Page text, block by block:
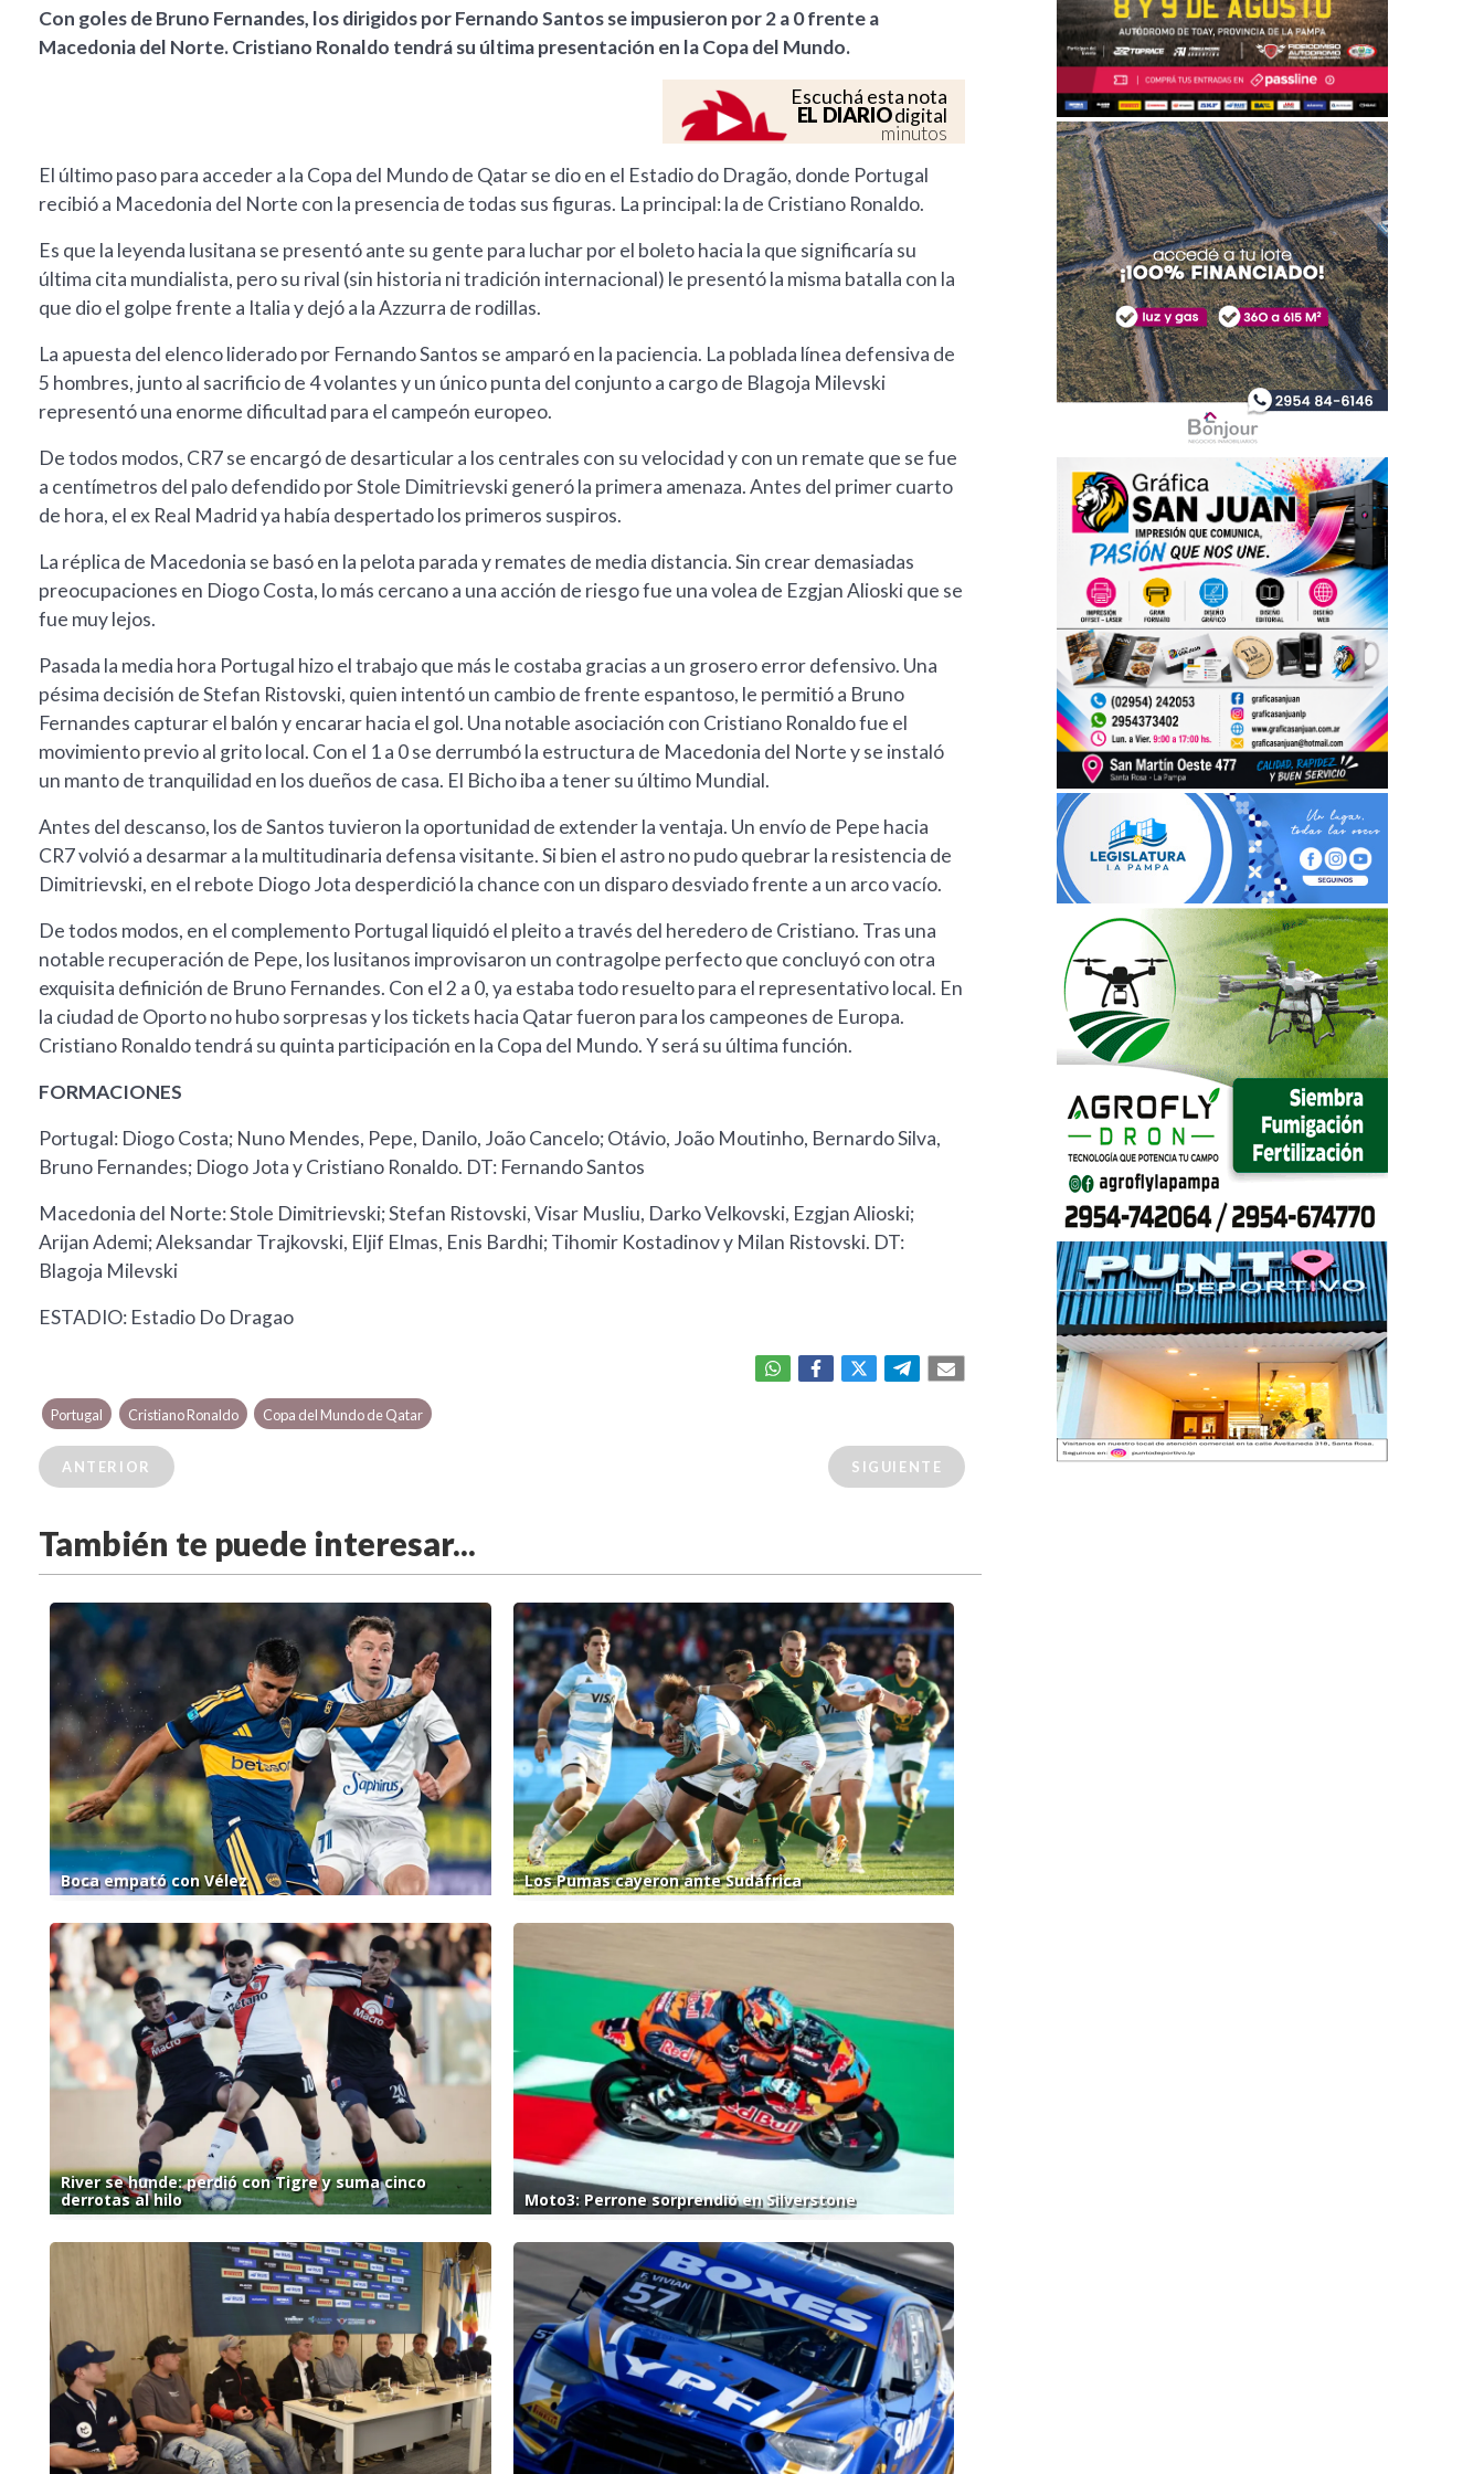
Con goles de Bruno Fernandes, los dirigidos por Fernando Santos se impusieron por 2 a 0 frente a
Macedonia del Norte. Cristiano Ronaldo tendrá su última presentación en la Copa del Mundo.
Escuchá esta nota
EL DIARIOdigital
minutos
El último paso para acceder a la Copa del Mundo de Qatar se dio en el Estadio do Dragão, donde Portugal
recibió a Macedonia del Norte con la presencia de todas sus figuras. La principal: la de Cristiano Ronaldo.
Es que la leyenda lusitana se presentó ante su gente para luchar por el boleto hacia la que significaría su
última cita mundialista, pero su rival (sin historia ni tradición internacional) le presentó la misma batalla con la
que dio el golpe frente a Italia y dejó a la Azzurra de rodillas.
La apuesta del elenco liderado por Fernando Santos se amparó en la paciencia. La poblada línea defensiva de
5 hombres, junto al sacrificio de 4 volantes y un único punta del conjunto a cargo de Blagoja Milevski
representó una enorme dificultad para el campeón europeo.
De todos modos, CR7 se encargó de desarticular a los centrales con su velocidad y con un remate que se fue
a centímetros del palo defendido por Stole Dimitrievski generó la primera amenaza. Antes del primer cuarto
de hora, el ex Real Madrid ya había despertado los primeros suspiros.
La réplica de Macedonia se basó en la pelota parada y remates de media distancia. Sin crear demasiadas
preocupaciones en Diogo Costa, lo más cercano a una acción de riesgo fue una volea de Ezgjan Alioski que se
fue muy lejos.
Pasada la media hora Portugal hizo el trabajo que más le costaba gracias a un grosero error defensivo. Una
pésima decisión de Stefan Ristovski, quien intentó un cambio de frente espantoso, le permitió a Bruno
Fernandes capturar el balón y encarar hacia el gol. Una notable asociación con Cristiano Ronaldo fue el
movimiento previo al grito local. Con el 1 a 0 se derrumbó la estructura de Macedonia del Norte y se instaló
un manto de tranquilidad en los dueños de casa. El Bicho iba a tener su último Mundial.
Antes del descanso, los de Santos tuvieron la oportunidad de extender la ventaja. Un envío de Pepe hacia
CR7 volvió a desarmar a la multitudinaria defensa visitante. Si bien el astro no pudo quebrar la resistencia de
Dimitrievski, en el rebote Diogo Jota desperdició la chance con un disparo desviado frente a un arco vacío.
De todos modos, en el complemento Portugal liquidó el pleito a través del heredero de Cristiano. Tras una
notable recuperación de Pepe, los lusitanos improvisaron un contragolpe perfecto que concluyó con otra
exquisita definición de Bruno Fernandes. Con el 2 a 0, ya estaba todo resuelto para el representativo local. En
la ciudad de Oporto no hubo sorpresas y los tickets hacia Qatar fueron para los campeones de Europa.
Cristiano Ronaldo tendrá su quinta participación en la Copa del Mundo. Y será su última función.
FORMACIONES
Portugal: Diogo Costa; Nuno Mendes, Pepe, Danilo, João Cancelo; Otávio, João Moutinho, Bernardo Silva,
Bruno Fernandes; Diogo Jota y Cristiano Ronaldo. DT: Fernando Santos
Macedonia del Norte: Stole Dimitrievski; Stefan Ristovski, Visar Musliu, Darko Velkovski, Ezgjan Alioski;
Arijan Ademi; Aleksandar Trajkovski, Eljif Elmas, Enis Bardhi; Tihomir Kostadinov y Milan Ristovski. DT:
Blagoja Milevski
ESTADIO: Estadio Do Dragao
Portugal Cristiano Ronaldo Copa del Mundo de Qatar
ANTERIOR SIGUIENTE
También te puede interesar...
Boca empató con Vélez Los Pumas cayeron ante Sudáfrica
River se hunde: perdió con Tigre y suma cinco
derrotas al hilo
Moto3: Perrone sorprendió en Silverstone